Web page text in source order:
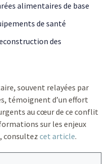
alimentaires de base
de santé
des
souvent relayées par
témoignent d’un effort
au cœur de ce conflit
sur les enjeux
consultez cet article.